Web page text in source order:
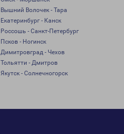
Вышний Волочек - Тара
Екатеринбург - Канск
Россошь - Санкт-Петербург
Псков - Ногинск
Димитровград - Чехов
Тольятти - Дмитров
Якутск - Солнечногорск